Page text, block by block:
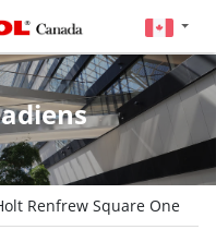
Renfrew Square One